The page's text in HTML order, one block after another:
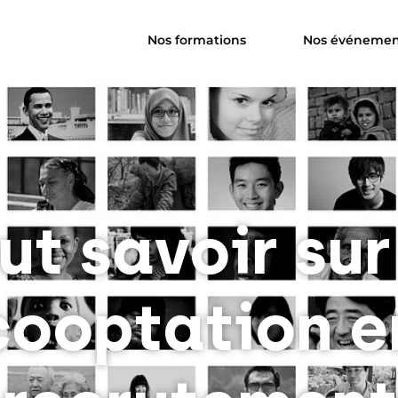
Nos formations Nos
savoir